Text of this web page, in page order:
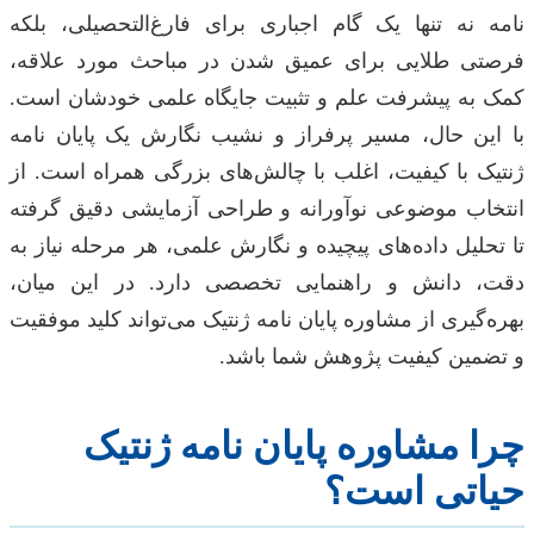
نامه نه تنها یک گام اجباری برای فارغ‌التحصیلی، بلکه
فرصتی طلایی برای عمیق شدن در مباحث مورد علاقه،
کمک به پیشرفت علم و تثبیت جایگاه علمی خودشان است.
با این حال، مسیر پرفراز و نشیب نگارش یک پایان نامه
ژنتیک با کیفیت، اغلب با چالش‌های بزرگی همراه است. از
انتخاب موضوعی نوآورانه و طراحی آزمایشی دقیق گرفته
تا تحلیل داده‌های پیچیده و نگارش علمی، هر مرحله نیاز به
دقت، دانش و راهنمایی تخصصی دارد. در این میان،
بهره‌گیری از مشاوره پایان نامه ژنتیک می‌تواند کلید موفقیت
و تضمین کیفیت پژوهش شما باشد.
چرا مشاوره پایان نامه ژنتیک
حیاتی است؟